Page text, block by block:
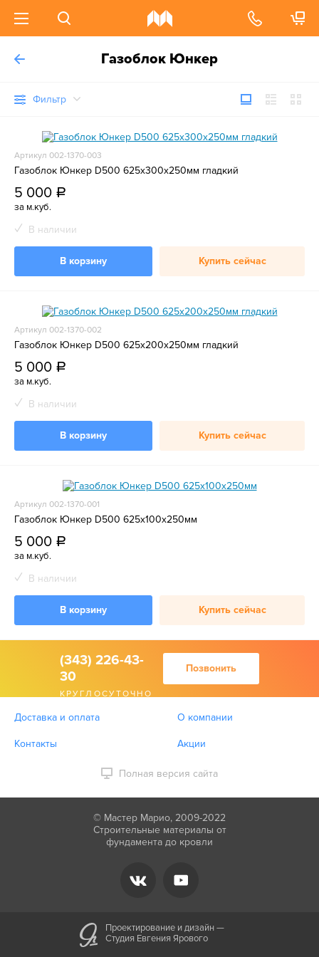
Газоблок Юнкер
Фильтр
Артикул 002-1370-003
Газоблок Юнкер D500 625х300х250мм гладкий
5 000 a
за м.куб.
В наличии
В корзину Купить сейчас
Артикул 002-1370-002
Газоблок Юнкер D500 625х200х250мм гладкий
5 000 a
за м.куб.
В наличии
В корзину Купить сейчас
Артикул 002-1370-001
Газоблок Юнкер D500 625х100х250мм
5 000 a
за м.куб.
В наличии
В корзину Купить сейчас
(343) 226-43-
30
КРУГЛОСУТОЧНО
Позвонить
Доставка и оплата О компании
Контакты Акции
Полная версия сайта
© Мастер Марио, 2009-2022
Строительные материалы от
фундамента до кровли
Проектирование и дизайн —
Студия Евгения Ярового